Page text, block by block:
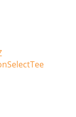
SelectTee